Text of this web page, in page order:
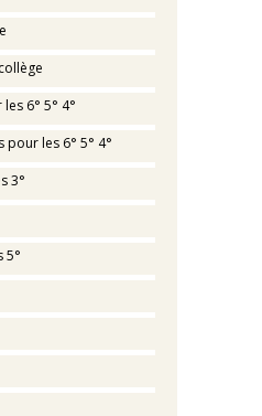
6° 5° 4°
les 6° 5° 4°
3°
5°